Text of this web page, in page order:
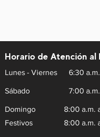
Horario de Atención al
Lunes - Viernes 6:30
Sábado 7:00
Domingo
Festivos
8:00 a.m.
8:00 a.m.